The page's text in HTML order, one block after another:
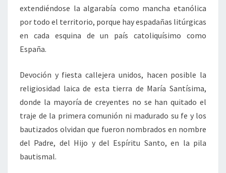
extendiéndose la algarabía como mancha etanólica
por todo el territorio, porque hay espadañas litúrgicas
en cada esquina de un país catoliquísimo como
España.
Devoción y fiesta callejera unidos, hacen posible la
religiosidad laica de esta tierra de María Santísima,
donde la mayoría de creyentes no se han quitado el
traje de la primera comunión ni madurado su fe y los
bautizados olvidan que fueron nombrados en nombre
del Padre, del Hijo y del Espíritu Santo, en la pila
bautismal.